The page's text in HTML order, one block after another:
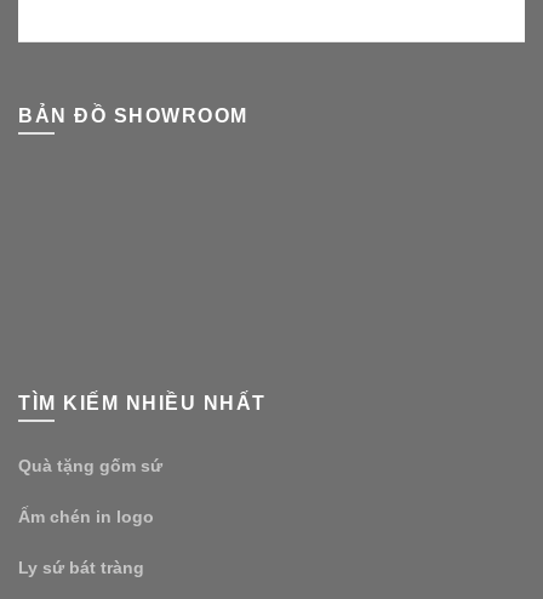
BẢN ĐỒ SHOWROOM
TÌM KIẾM NHIỀU NHẤT
Quà tặng gốm sứ
Ấm chén in logo
Ly sứ bát tràng